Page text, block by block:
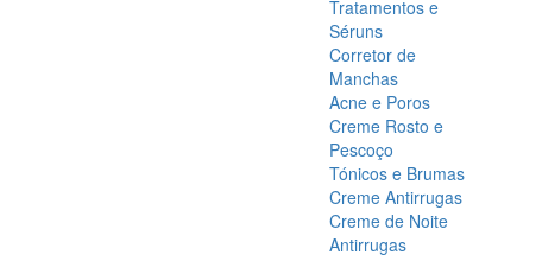
Tratamentos e
Séruns
Corretor de
Manchas
Acne e Poros
Creme Rosto e
Pescoço
Tónicos e Brumas
Creme Antirrugas
Creme de Noite
Antirrugas